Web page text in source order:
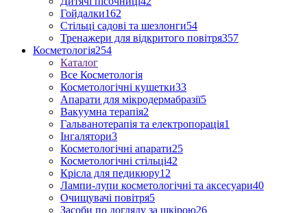
Гойдалки162
Стільці садові та шезлонги54
Тренажери для відкритого повітря357
Косметологія254
Каталог
Все Косметологія
Косметологічні кушетки33
Апарати для мікродермабразії5
Вакуумна терапія2
Гальванотерапія та електропорація1
Інгалятори3
Косметологічні апарати25
Косметологічні стільці42
Крісла для педикюру12
Лампи-лупи косметологічні та аксесуари40
Очищувачі повітря5
Засоби по догляду за шкірою26